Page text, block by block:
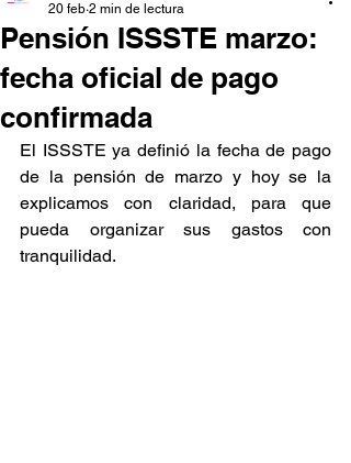
Pensión ISSSTE marzo:
fecha oficial de pago
confirmada
20 feb 2 min de lectura
El ISSSTE ya definió la fecha de pago
de la pensión de marzo y hoy se la
explicamos con claridad, para que
pueda organizar sus gastos con
tranquilidad.